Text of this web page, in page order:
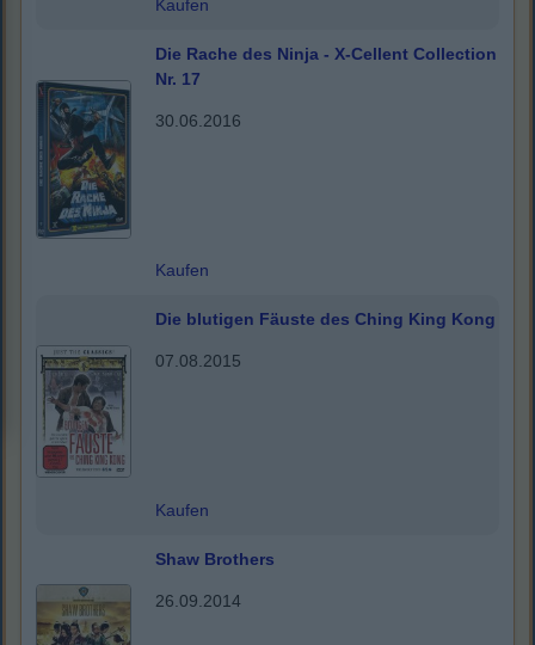
Kaufen
Die Rache des Ninja - X-Cellent Collection
Nr. 17
30.06.2016
Kaufen
Die blutigen Fäuste des Ching King Kong
07.08.2015
Kaufen
Shaw Brothers
26.09.2014